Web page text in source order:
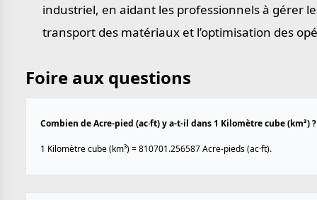
industriel, en aidant les professionnels à gérer
transport des matériaux et l’optimisation des
Foire aux questions
Combien de Acre-pied (ac·ft) y a-t-il dans 1 Kilomètre cube (km³) ?
1 Kilomètre cube (km³) = 810701.256587 Acre-pieds (ac·ft).